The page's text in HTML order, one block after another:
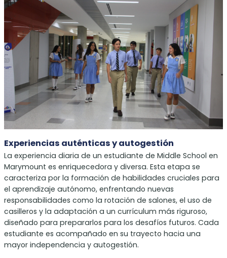
Experiencias auténticas y autogestión
La experiencia diaria de un estudiante de Middle School en
Marymount es enriquecedora y diversa. Esta etapa se
caracteriza por la formación de habilidades cruciales para
el aprendizaje autónomo, enfrentando nuevas
responsabilidades como la rotación de salones, el uso de
casilleros y la adaptación a un currículum más riguroso,
diseñado para prepararlos para los desafíos futuros. Cada
estudiante es acompañado en su trayecto hacia una
mayor independencia y autogestión.